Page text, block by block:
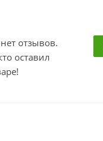
отзывов.
оставил